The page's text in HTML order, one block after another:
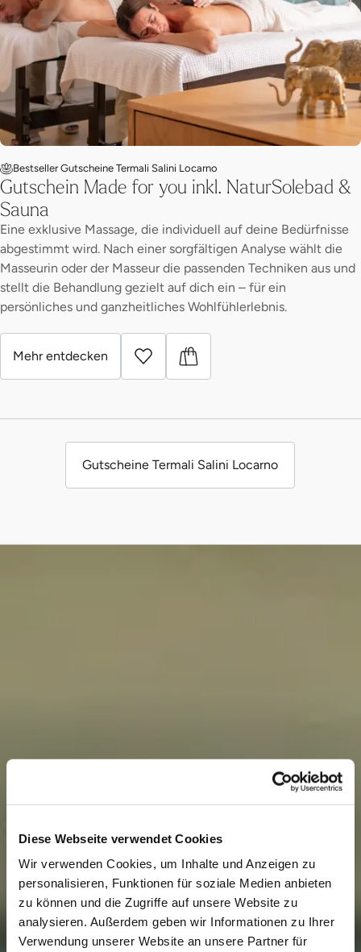
Diese Webseite verwendet Cookies
Wir verwenden Cookies, um Inhalte und Anzeigen zu
personalisieren, Funktionen für soziale Medien anbieten
zu können und die Zugriffe auf unsere Website zu
analysieren. Außerdem geben wir Informationen zu Ihrer
Verwendung unserer Website an unsere Partner für
Bestseller Gutscheine Termali Salini Locarno
Gutschein Made for you inkl. NaturSolebad &
Sauna
Eine exklusive Massage, die individuell auf deine Bedürfnisse
abgestimmt wird. Nach einer sorgfältigen Analyse wählt die
Masseurin oder der Masseur die passenden Techniken aus und
stellt die Behandlung gezielt auf dich ein – für ein
persönliches und ganzheitliches Wohlfühlerlebnis.
Mehr entdecken
Gutscheine Termali Salini Locarno